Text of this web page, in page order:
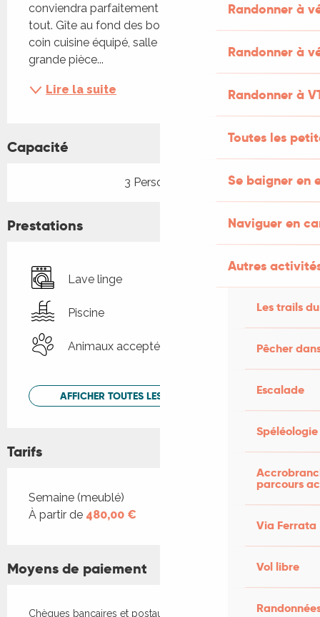
Randonner à
Randonner à
Randonner à
Toutes les
Se baigner en
Naviguer en
Autres
Les trails
Pêcher
Escalade
Spéléologie
parcours
Via Ferrata
Vol libre
conviendra parfaitement pour un séjour loin de
tout. Gîte au fond des bois, de plain-pied, avec
coin cuisine équipé, salle de bain et WC séparés,
grande pièce...
Lire la suite
Capacité
3 Personne(s)
Prestations
Lave linge
Piscine
Animaux acceptés
AFFICHER TOUTES LES PRESTATIONS
Tarifs
Tarifs 2026
Semaine (meublé)
À partir de 480,00 €
Moyens de paiement
Chèques bancaires et postaux